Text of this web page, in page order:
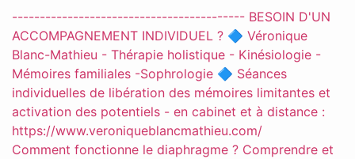
Comment fonctionne le diaphragme ? Comprendre et